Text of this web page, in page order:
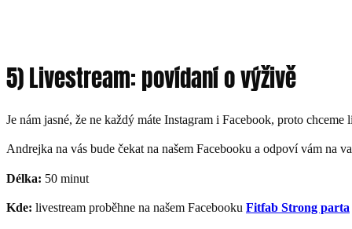
5) Livestream: povídaní o výživě
Je nám jasné, že ne každý máte Instagram i Facebook, proto
Andrejka na vás bude čekat na našem Facebooku a odpoví vám na
Délka: 50 minut
Kde: livestream proběhne na našem Facebooku Fitfab Strong parta